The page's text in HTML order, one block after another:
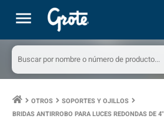
menu
keyboard_arrow_right OTROS keyboard_arrow_right SOPORTES Y OJILLOS keyboard_arrow_right
BRIDAS ANTIRROBO PARA LUCES REDONDAS DE 4"